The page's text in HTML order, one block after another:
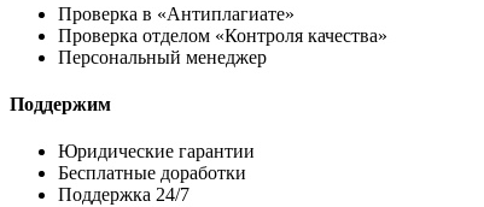
Проверка в «Антиплагиате»
Проверка отделом «Контроля качества»
Персональный менеджер
Поддержим
Юридические гарантии
Бесплатные доработки
Поддержка 24/7